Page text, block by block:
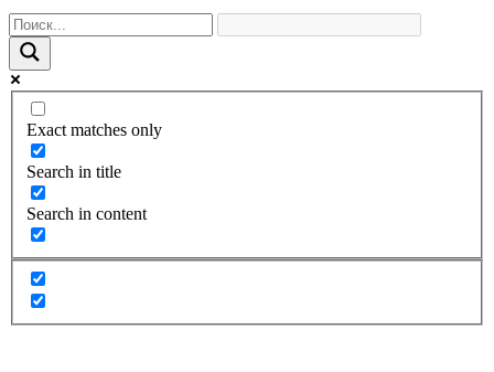
Exact matches only
Search in title
Search in content